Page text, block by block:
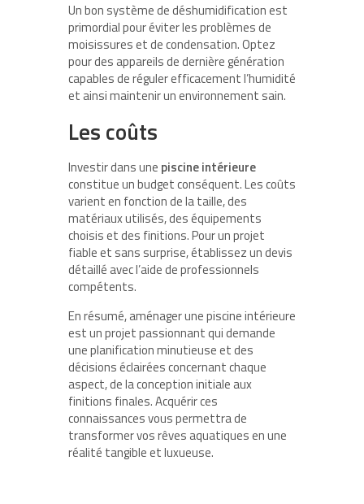
Un bon système de déshumidification est
primordial pour éviter les problèmes de
moisissures et de condensation. Optez
pour des appareils de dernière génération
capables de réguler efficacement l’humidité
et ainsi maintenir un environnement sain.
Les coûts
Investir dans une piscine intérieure
constitue un budget conséquent. Les coûts
varient en fonction de la taille, des
matériaux utilisés, des équipements
choisis et des finitions. Pour un projet
fiable et sans surprise, établissez un devis
détaillé avec l’aide de professionnels
compétents.
En résumé, aménager une piscine intérieure
est un projet passionnant qui demande
une planification minutieuse et des
décisions éclairées concernant chaque
aspect, de la conception initiale aux
finitions finales. Acquérir ces
connaissances vous permettra de
transformer vos rêves aquatiques en une
réalité tangible et luxueuse.